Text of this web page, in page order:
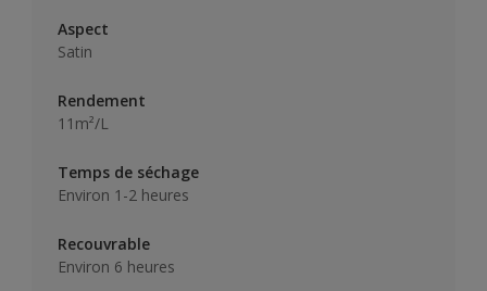
Aspect
Satin
Rendement
11m²/L
Temps de séchage
Environ 1-2 heures
Recouvrable
Environ 6 heures